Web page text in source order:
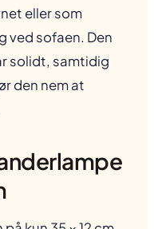
eller som
ved sofaen. Den
solidt, samtidig
den nem at